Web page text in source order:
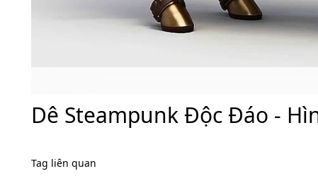
Dê Steampunk Độc Đáo -
Tag liên quan